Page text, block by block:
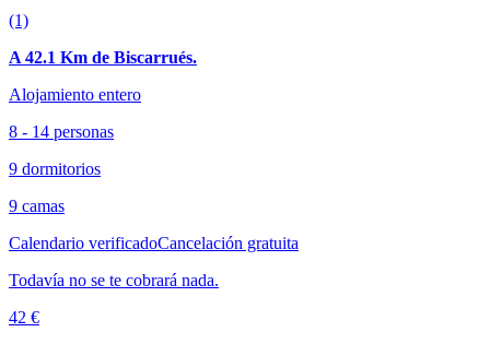
(1)
A 42.1 Km de Biscarrués.
Alojamiento entero
8 - 14 personas
9 dormitorios
9 camas
Calendario verificadoCancelación gratuita
Todavía no se te cobrará nada.
42 €